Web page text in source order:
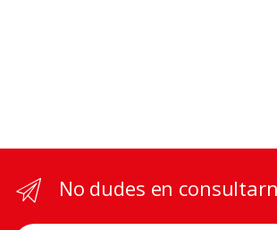
No dudes en